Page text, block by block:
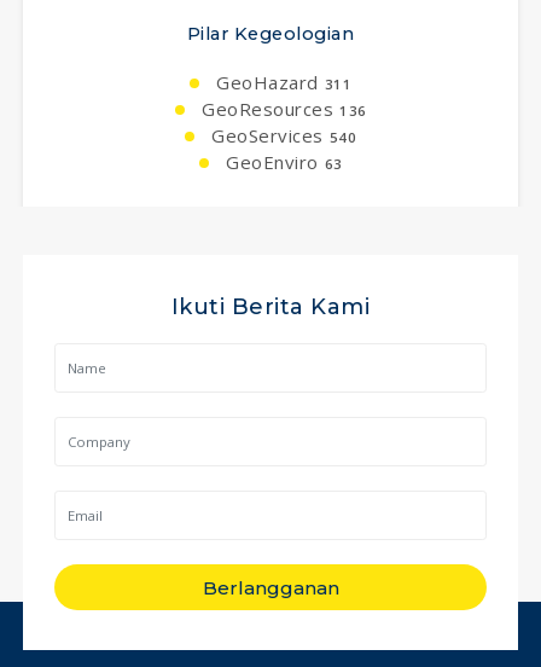
Pilar Kegeologian
GeoHazard 311
GeoResources 136
GeoServices 540
GeoEnviro 63
Ikuti Berita Kami
Berlangganan